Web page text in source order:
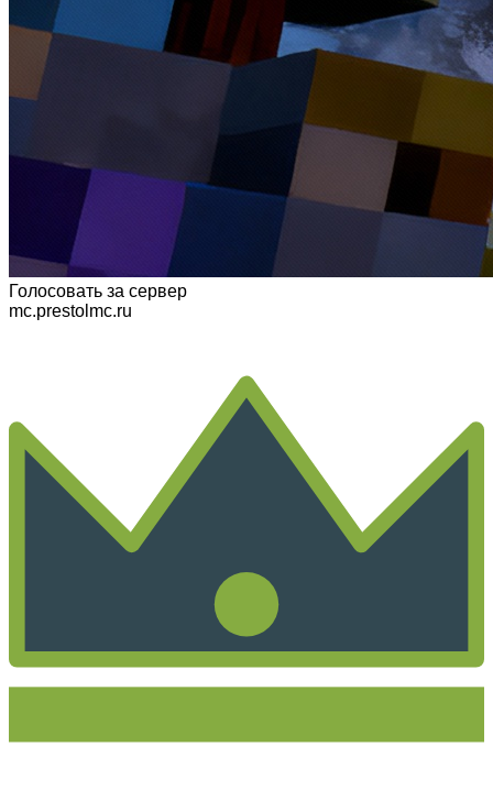
Голосовать за сервер
mc.prestolmc.ru